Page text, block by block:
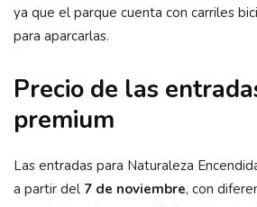
ya que el parque cuenta con carriles
para aparcarlas.
Precio de las
premium
Las entradas para Naturaleza
a partir del 7 de noviembre, con